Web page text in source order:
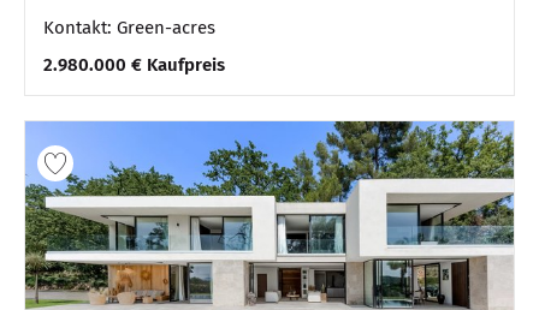
Kontakt: Green-acres
2.980.000 € Kaufpreis